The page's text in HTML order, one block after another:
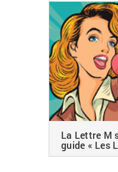
La Lettre M
guide « Les